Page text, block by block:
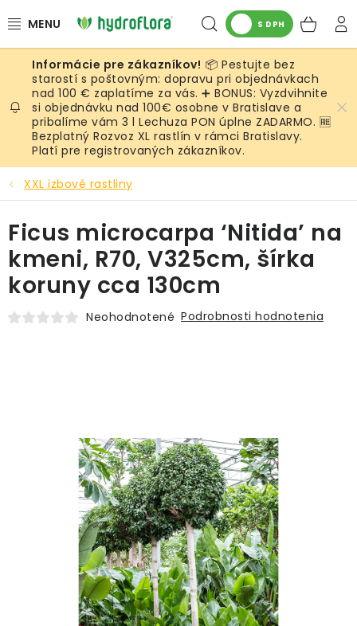
na
Hľadať
S DPH
RASTLINY
UMELÉ RASTLINY
KVETINÁČE
SUBSTRÁTY A PRÍSLUŠENSTVO
SERVIS INTERIÉROVEJ ZELENE
ŽIVÉ STENY
INTERIÉROVÉ DEKORÁCIE
NA OBJEDNÁVKU
📦 Pestujte bez
starostí s poštovným: dopravu pri objednávkach
nad 100 € zaplatíme za vás. ➕ BONUS: Vyzdvihnite
si objednávku nad 100€ osobne v Bratislave a
pribalíme vám 3 l Lechuza PON úplne ZADARMO. 🆓
Bezplatný Rozvoz XL rastlín v rámci Bratislavy.
Platí pre registrovaných zákazníkov.
XXL izbové rastliny
Ficus microcarpa ‘Nitida’ na
kmeni, R70, V325cm, šírka
koruny cca 130cm
Neohodnotené Podrobnosti hodnotenia